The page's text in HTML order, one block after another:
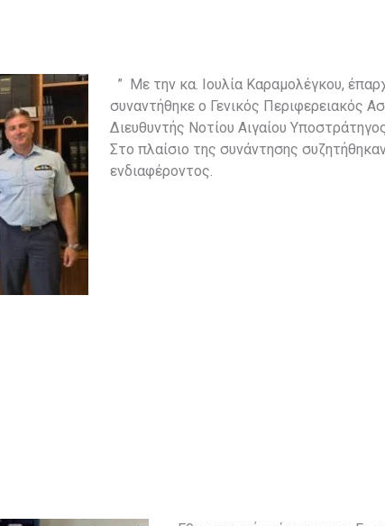
” Με την κα. Ιουλία Καραμολέγκου,
συναντήθηκε ο Γενικός Περιφερειακός
Διευθυντής Νοτίου Αιγαίου
Στο πλαίσιο της συνάντησης
ενδιαφέροντος.